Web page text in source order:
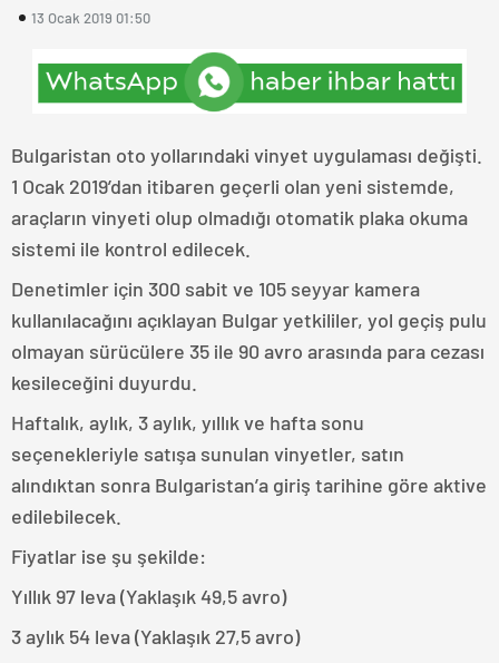
13 Ocak 2019 01:50
Bulgaristan oto yollarındaki vinyet uygulaması değişti.
1 Ocak 2019’dan itibaren geçerli olan yeni sistemde,
araçların vinyeti olup olmadığı otomatik plaka okuma
sistemi ile kontrol edilecek.
Denetimler için 300 sabit ve 105 seyyar kamera
kullanılacağını açıklayan Bulgar yetkililer, yol geçiş pulu
olmayan sürücülere 35 ile 90 avro arasında para cezası
kesileceğini duyurdu.
Haftalık, aylık, 3 aylık, yıllık ve hafta sonu
seçenekleriyle satışa sunulan vinyetler, satın
alındıktan sonra Bulgaristan’a giriş tarihine göre aktive
edilebilecek.
Fiyatlar ise şu şekilde:
Yıllık 97 leva (Yaklaşık 49,5 avro)
3 aylık 54 leva (Yaklaşık 27,5 avro)